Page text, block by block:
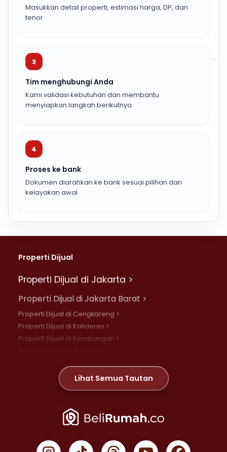
Masukkan detail properti, estimasi harga, DP, dan
tenor.
3
Tim menghubungi Anda
Kami validasi kebutuhan dan membantu
menyiapkan langkah berikutnya.
4
Proses ke bank
Dokumen diarahkan ke bank sesuai pilihan dan
kelayakan awal.
Properti Dijual
Properti Dijual di Jakarta >
Properti Dijual di Jakarta Barat >
Properti Dijual di Cengkareng >
Properti Dijual di Kalideres >
Properti Dijual di Kembangan >
Properti Dijual di Meruya >
Properti Dijual di Jelambar >
Properti Dijual di Jakarta Pusat >
Properti Dijual di Gambir >
Lihat Semua Tautan